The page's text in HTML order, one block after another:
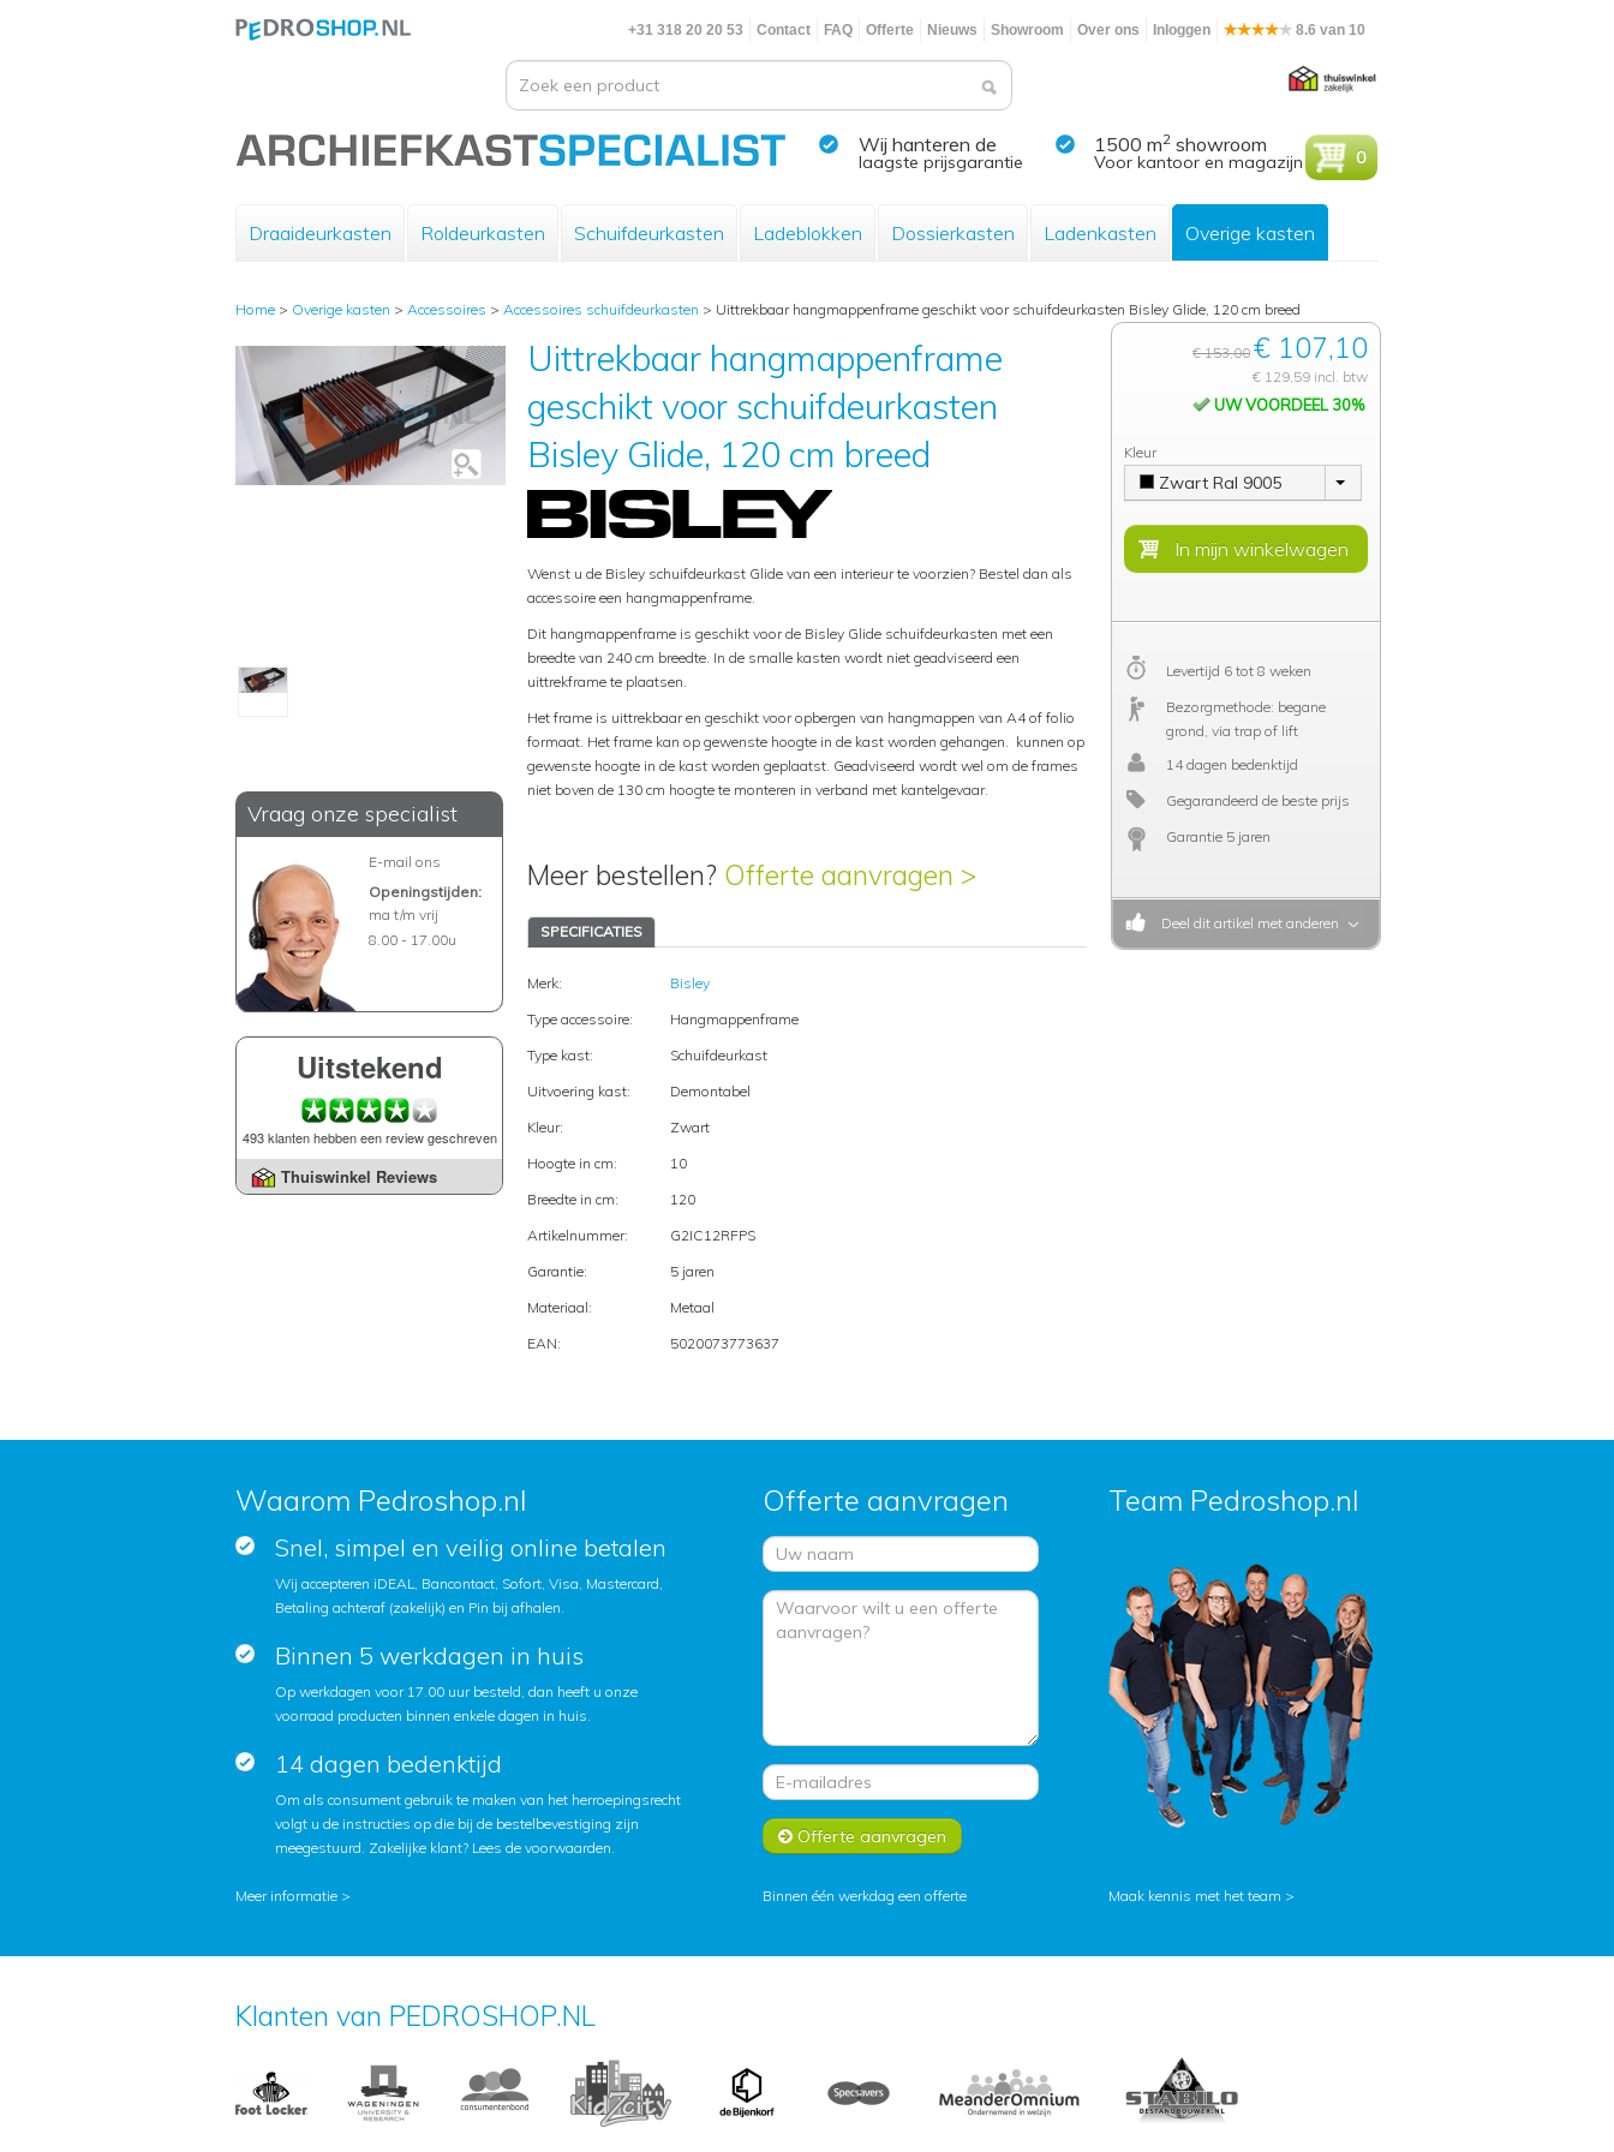
+31 318 20 20 53 Contact FAQ Offerte Nieuws Showroom Over ons Inloggen 8.6 van 10
Wij hanteren de
laagste prijsgarantie
1500 m2 showroom
Voor kantoor en magazijn 0
Draaideurkasten Roldeurkasten Schuifdeurkasten Ladeblokken Dossierkasten Ladenkasten Overige kasten
Home > Overige kasten > Accessoires > Accessoires schuifdeurkasten > Uittrekbaar hangmappenframe geschikt voor schuifdeurkasten Bisley Glide, 120 cm breed
Vraag onze specialist
E-mail ons
Openingstijden:
ma t/m vrij
8.00 - 17.00u
Uitstekend
493 klanten hebben een review geschreven
Thuiswinkel Reviews
Uittrekbaar hangmappenframe
geschikt voor schuifdeurkasten
Bisley Glide, 120 cm breed
Wenst u de Bisley schuifdeurkast Glide van een interieur te voorzien? Bestel dan als
accessoire een hangmappenframe.
Dit hangmappenframe is geschikt voor de Bisley Glide schuifdeurkasten met een
breedte van 240 cm breedte. In de smalle kasten wordt niet geadviseerd een
uittrekframe te plaatsen.
Het frame is uittrekbaar en geschikt voor opbergen van hangmappen van A4 of folio
formaat. Het frame kan op gewenste hoogte in de kast worden gehangen. kunnen op
gewenste hoogte in de kast worden geplaatst. Geadviseerd wordt wel om de frames
niet boven de 130 cm hoogte te monteren in verband met kantelgevaar.
Meer bestellen? Offerte aanvragen >
SPECIFICATIES
Merk:
Bisley
Type accessoire:
Hangmappenframe
Type kast:
Schuifdeurkast
Uitvoering kast:
Demontabel
Kleur:
Zwart
Hoogte in cm:
10
Breedte in cm:
120
Artikelnummer:
G2IC12RFPS
Garantie:
5 jaren
Materiaal:
Metaal
EAN:
5020073773637
€ 153,00 € 107,10
€ 129,59 incl. btw
UW VOORDEEL 30%
Kleur
Zwart Ral 9005
Levertijd 6 tot 8 weken
Bezorgmethode: begane
grond, via trap of lift
14 dagen bedenktijd
Gegarandeerd de beste prijs
Garantie 5 jaren
Deel dit artikel met anderen
Waarom Pedroshop.nl
Snel, simpel en veilig online betalen
Wij accepteren iDEAL, Bancontact, Sofort, Visa, Mastercard,
Betaling achteraf (zakelijk) en Pin bij afhalen.
Binnen 5 werkdagen in huis
Op werkdagen voor 17.00 uur besteld, dan heeft u onze
voorraad producten binnen enkele dagen in huis.
14 dagen bedenktijd
Om als consument gebruik te maken van het herroepingsrecht
volgt u de instructies op die bij de bestelbevestiging zijn
meegestuurd. Zakelijke klant? Lees de voorwaarden.
Offerte aanvragen
Offerte aanvragen
Team Pedroshop.nl
Meer informatie > Binnen één werkdag een offerte Maak kennis met het team >
Klanten van PEDROSHOP.NL